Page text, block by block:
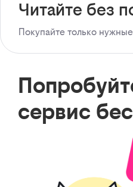
Читайте без
Покупайте только
сервис